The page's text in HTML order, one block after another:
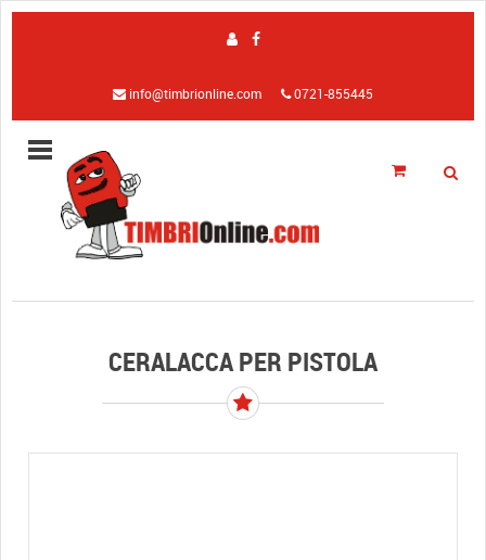
info@timbrionline.com 0721-855445
CERALACCA PER PISTOLA